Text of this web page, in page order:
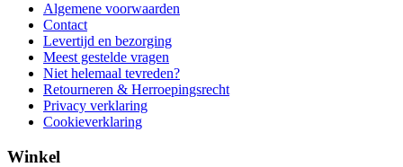
Algemene voorwaarden
Contact
Levertijd en bezorging
Meest gestelde vragen
Niet helemaal tevreden?
Retourneren & Herroepingsrecht
Privacy verklaring
Cookieverklaring
Winkel